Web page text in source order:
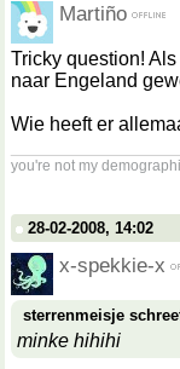
Martiño
Tricky question!
naar Engeland
Wie heeft er
you're not my
28-02-2008, 14:02
x-spekkie-x
sterrenmeisje
minke hihihi